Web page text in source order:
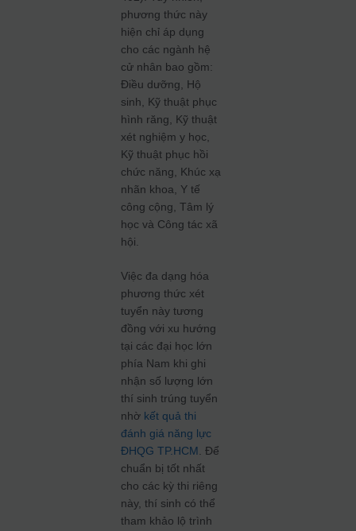
phương thức này
hiện chỉ áp dụng
cho các ngành hệ
cử nhân bao gồm:
Điều dưỡng, Hộ
sinh, Kỹ thuật phục
hình răng, Kỹ thuật
xét nghiệm y học,
Kỹ thuật phục hồi
chức năng, Khúc xạ
nhãn khoa, Y tế
công cộng, Tâm lý
học và Công tác xã
hội.
Việc đa dạng hóa
phương thức xét
tuyển này tương
đồng với xu hướng
tại các đại học lớn
phía Nam khi ghi
nhận số lượng lớn
thí sinh trúng tuyển
nhờ kết quả thi
đánh giá năng lực
ĐHQG TP.HCM . Để
chuẩn bị tốt nhất
cho các kỳ thi riêng
này, thí sinh có thể
tham khảo lộ trình